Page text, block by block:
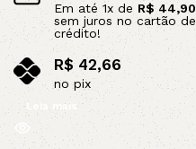
Em até 1x de R$44,90
sem juros no cartão de
crédito!
R$42,66
no pix
Leia mais